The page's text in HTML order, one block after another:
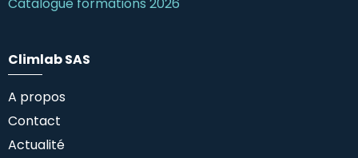
Climlab SAS
A propos
Contact
Actualité